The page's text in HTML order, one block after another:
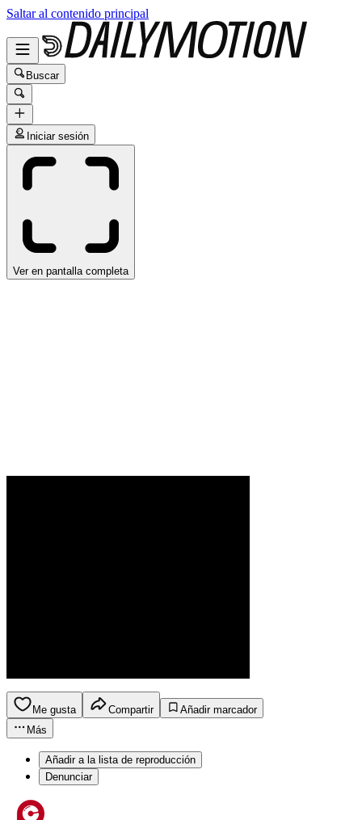
Saltar al contenido principal
Buscar
Iniciar sesión
Ver en pantalla completa
Me gusta Compartir
Añadir marcador
Más
Añadir a la lista de reproducción
Denunciar